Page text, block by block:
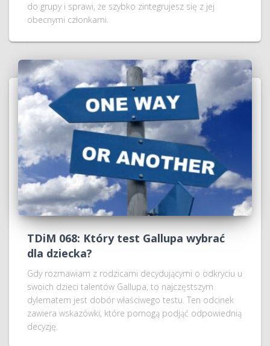
do grupy i sprawi, że szybko zintegrujesz się z jej
obecnymi członkami.
TDiM 068: Który test Gallupa wybrać
dla dziecka?
Gdy rozmawiam z rodzicami decydującymi o odkryciu u
swoich dzieci talentów Gallupa, to najczęstszym
dylematem jest dobór właściwego testu. Ten odcinek
zawiera wskazówki, które pomogą podjąć odpowiednią
decyzję.